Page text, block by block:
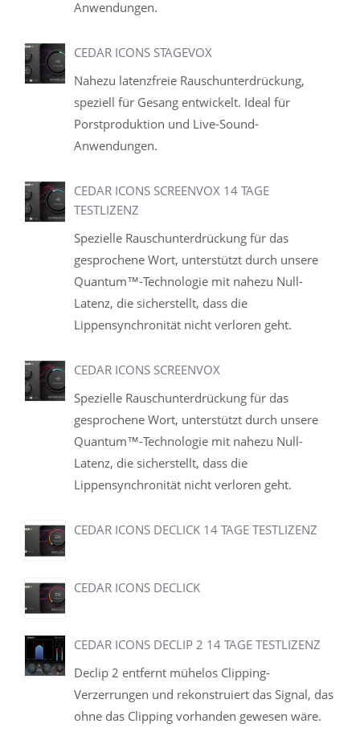
Anwendungen.
CEDAR ICONS STAGEVOX
Nahezu latenzfreie Rauschunterdrückung,
speziell für Gesang entwickelt. Ideal für
Porstproduktion und Live-Sound-
Anwendungen.
CEDAR ICONS SCREENVOX 14 TAGE
TESTLIZENZ
Spezielle Rauschunterdrückung für das
gesprochene Wort, unterstützt durch unsere
Quantum™-Technologie mit nahezu Null-
Latenz, die sicherstellt, dass die
Lippensynchronität nicht verloren geht.
CEDAR ICONS SCREENVOX
Spezielle Rauschunterdrückung für das
gesprochene Wort, unterstützt durch unsere
Quantum™-Technologie mit nahezu Null-
Latenz, die sicherstellt, dass die
Lippensynchronität nicht verloren geht.
CEDAR ICONS DECLICK 14 TAGE TESTLIZENZ
CEDAR ICONS DECLICK
CEDAR ICONS DECLIP 2 14 TAGE TESTLIZENZ
Declip 2 entfernt mühelos Clipping-
Verzerrungen und rekonstruiert das Signal, das
ohne das Clipping vorhanden gewesen wäre.